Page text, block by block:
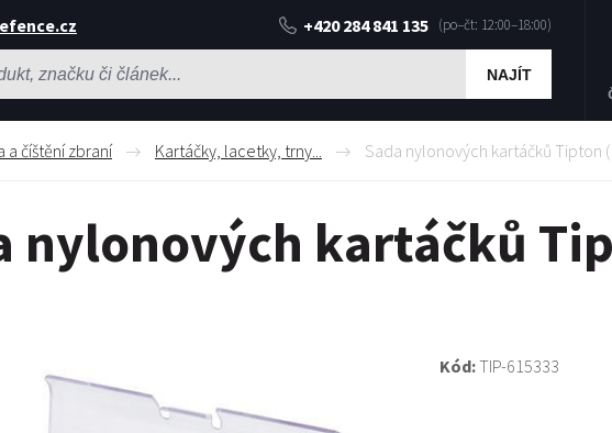
+420 284 841 135
NAJÍT
a číštění zbraní Kartáčky, lacetky, trny... Sada nylonových kartáčků Tipton
nylonových kartáčků
Kód:TIP-615333